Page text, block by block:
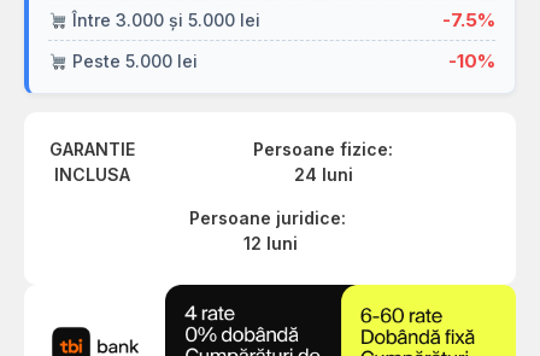
Între 3.000 și 5.000 lei -7.5%
Peste 5.000 lei -10%
GARANTIE
INCLUSA
Persoane fizice:
24 luni
Persoane juridice:
12 luni